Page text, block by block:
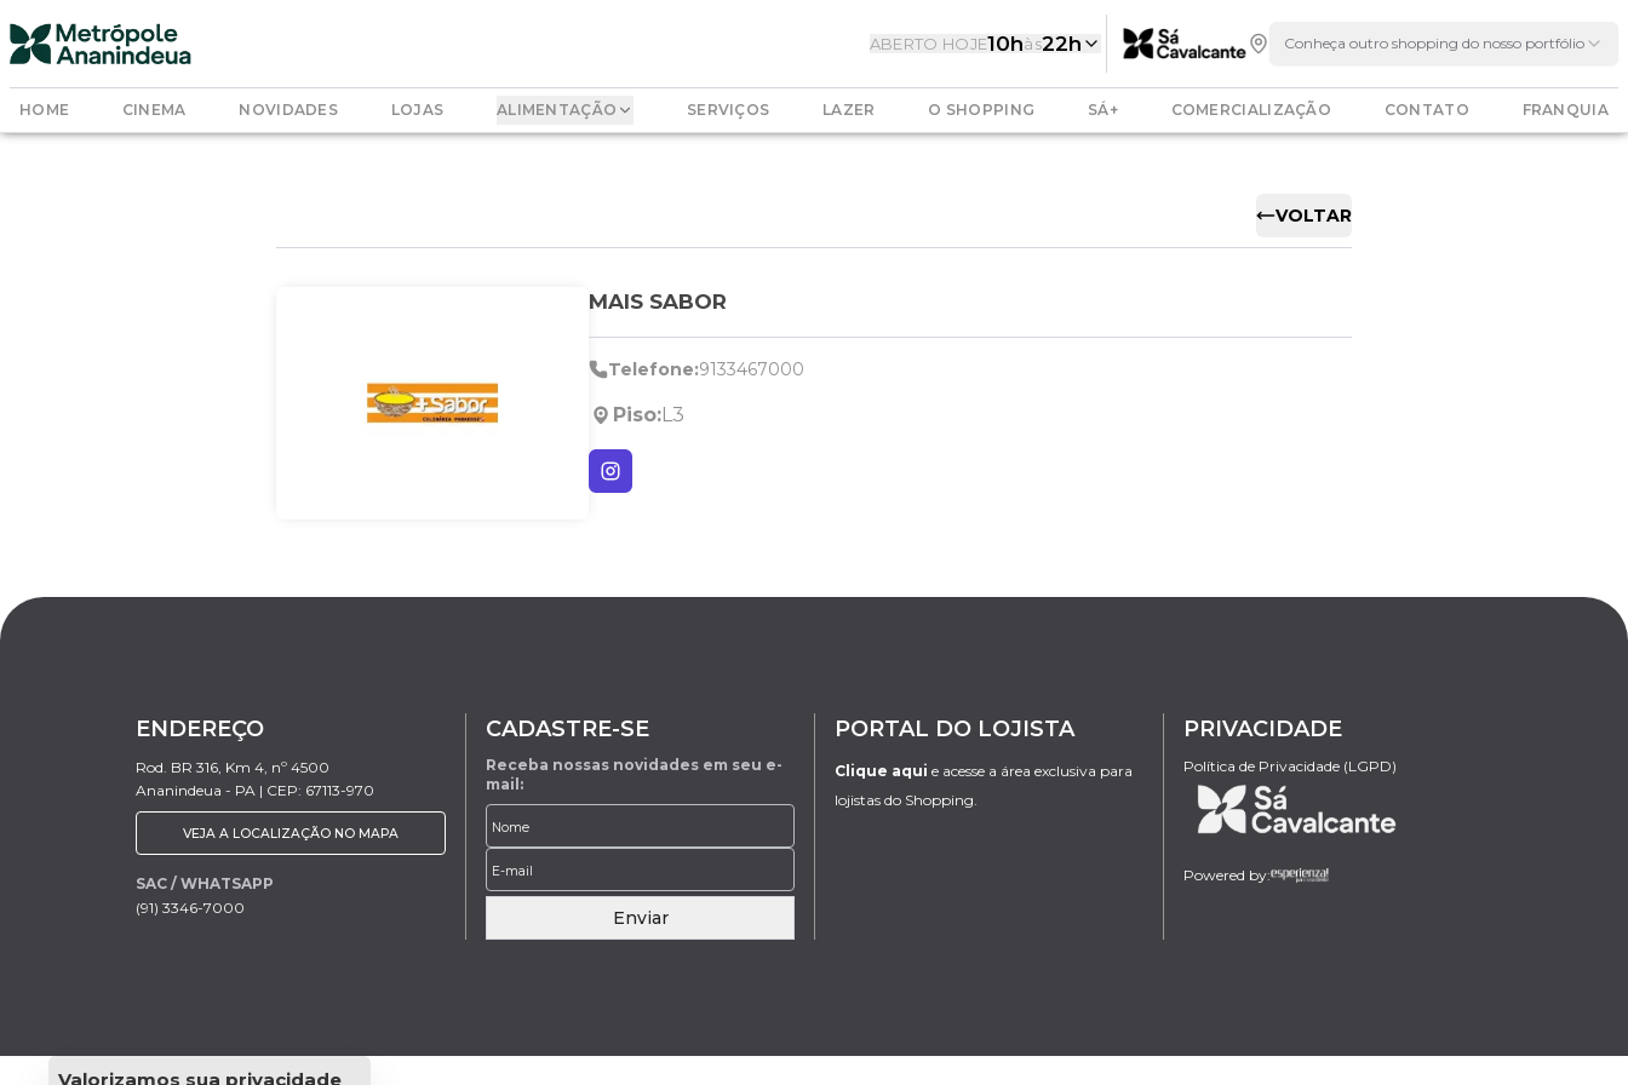
ABERTO HOJE10hàs22h Conheça outro shopping do nosso portfólio
HOME CINEMA NOVIDADES LOJAS ALIMENTAÇÃO SERVIÇOS LAZER O SHOPPING SÁ+ COMERCIALIZAÇÃO CONTATO FRANQUIA
VOLTAR
MAIS SABOR
Telefone:9133467000
Piso:L3
ENDEREÇO
Rod. BR 316, Km 4, nº 4500
Ananindeua - PA | CEP: 67113-970
VEJA A LOCALIZAÇÃO NO MAPA
SAC / WHATSAPP
(91) 3346-7000
CADASTRE-SE
Receba nossas novidades em seu e-
mail:
Enviar
PORTAL DO LOJISTA
Clique aqui e acesse a área exclusiva para
lojistas do Shopping.
PRIVACIDADE
Política de Privacidade (LGPD)
Powered by:
Valorizamos sua privacidade